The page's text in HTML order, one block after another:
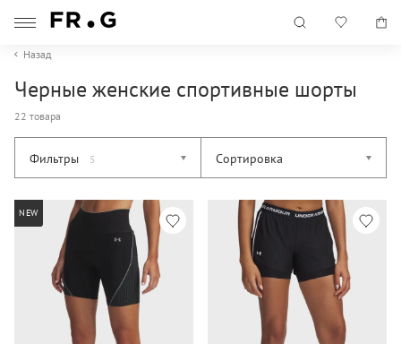
Назад
Черные женские спортивные шорты
22 товара
Фильтры 5 Сортировка
NEW